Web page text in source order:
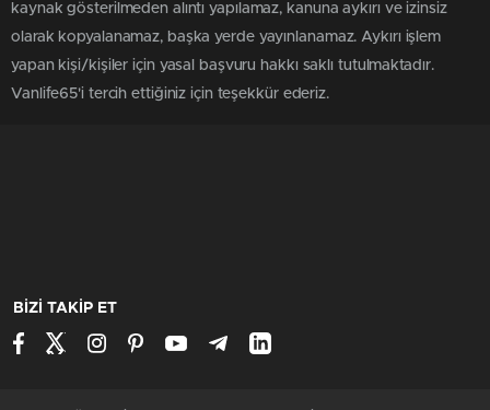
kaynak gösterilmeden alıntı yapılamaz, kanuna aykırı ve izinsiz
olarak kopyalanamaz, başka yerde yayınlanamaz. Aykırı işlem
yapan kişi/kişiler için yasal başvuru hakkı saklı tutulmaktadır.
Vanlife65'i tercih ettiğiniz için teşekkür ederiz.
BİZİ TAKİP ET